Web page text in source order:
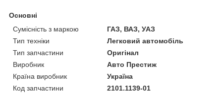
Основні
Сумісність з маркою
ГАЗ, ВАЗ, УАЗ
Тип техніки
Легковий автомобіль
Тип запчастини
Оригінал
Виробник
Авто Престиж
Країна виробник
Україна
Код запчастини
2101.1139-01